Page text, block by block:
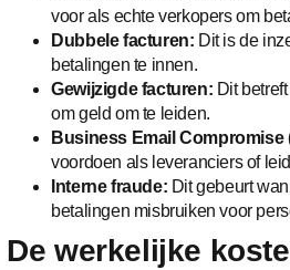
voor als echte verkopers om
Dubbele facturen: Dit is de
betalingen te innen.
Gewijzigde facturen: Dit
om geld om te leiden.
Business Email Compromise
voordoen als leveranciers of
Interne fraude: Dit gebeurt
betalingen misbruiken voor
De werkelijke